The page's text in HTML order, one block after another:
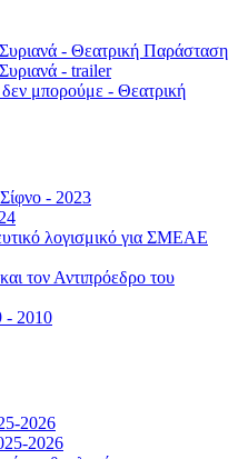
- Θεατρική Παράσταση
- trailer
μπορούμε - Θεατρική
- 2023
λογισμικό για ΣΜΕΑΕ
τον Αντιπρόεδρο του
- 2010
2026
2026